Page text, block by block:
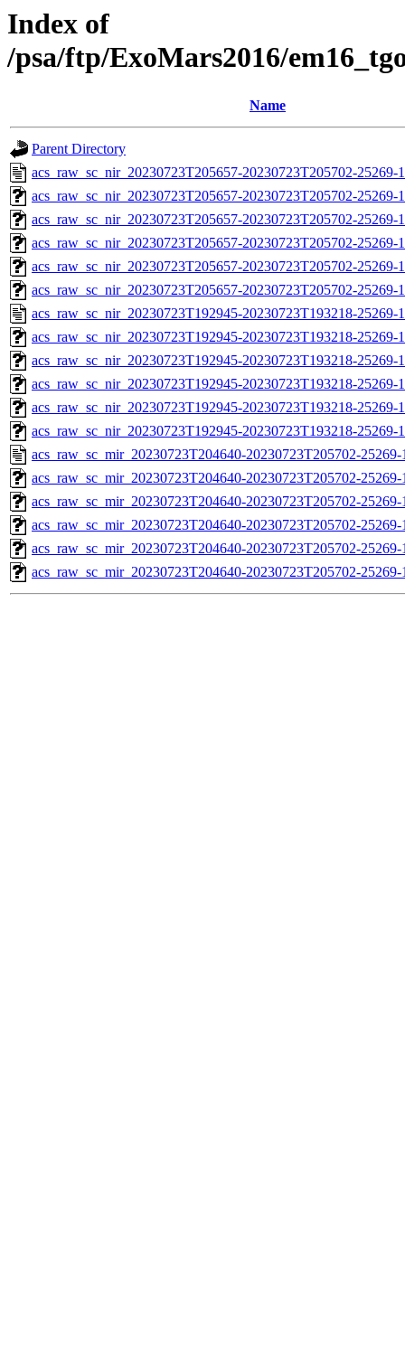
Index of
/psa/ftp/ExoMars2016/
Name
Parent Directory
acs_raw_sc_nir_20230723T205657-20230723T205702-25269-
acs_raw_sc_nir_20230723T205657-20230723T205702-25269-
acs_raw_sc_nir_20230723T205657-20230723T205702-25269-
acs_raw_sc_nir_20230723T205657-20230723T205702-25269-
acs_raw_sc_nir_20230723T205657-20230723T205702-25269-
acs_raw_sc_nir_20230723T205657-20230723T205702-
acs_raw_sc_nir_20230723T192945-20230723T193218-25269-
acs_raw_sc_nir_20230723T192945-20230723T193218-25269-
acs_raw_sc_nir_20230723T192945-20230723T193218-25269-
acs_raw_sc_nir_20230723T192945-20230723T193218-25269-
acs_raw_sc_nir_20230723T192945-20230723T193218-25269-
acs_raw_sc_nir_20230723T192945-20230723T193218-
acs_raw_sc_mir_20230723T204640-20230723T205702-
acs_raw_sc_mir_20230723T204640-20230723T205702-
acs_raw_sc_mir_20230723T204640-20230723T205702-
acs_raw_sc_mir_20230723T204640-20230723T205702-
acs_raw_sc_mir_20230723T204640-20230723T205702-
acs_raw_sc_mir_20230723T204640-20230723T205702-